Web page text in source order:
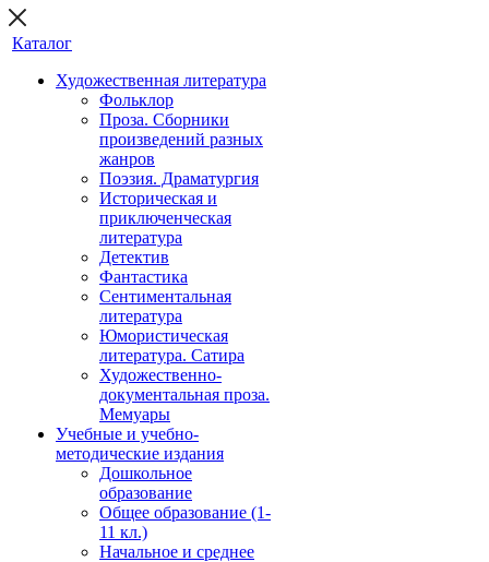
Каталог
Художественная литература
Фольклор
Проза. Сборники
произведений разных
жанров
Поэзия. Драматургия
Историческая и
приключенческая
литература
Детектив
Фантастика
Сентиментальная
литература
Юмористическая
литература. Сатира
Художественно-
документальная проза.
Мемуары
Учебные и учебно-
методические издания
Дошкольное
образование
Общее образование (1-
11 кл.)
Начальное и среднее